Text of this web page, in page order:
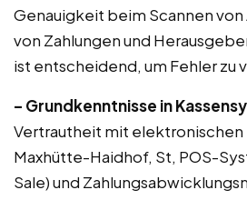
Genauigkeit beim Scannen
von Zahlungen und
ist entscheidend, um Fehler zu
– Grundkenntnisse in
Vertrautheit mit elektronischen
Maxhütte-Haidhof, St, POS-
Sale) und